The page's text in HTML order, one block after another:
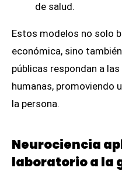
de salud.
Estos modelos no solo
económica, sino
públicas respondan a
humanas, promoviendo
la persona.
Neurociencia
laboratorio a la